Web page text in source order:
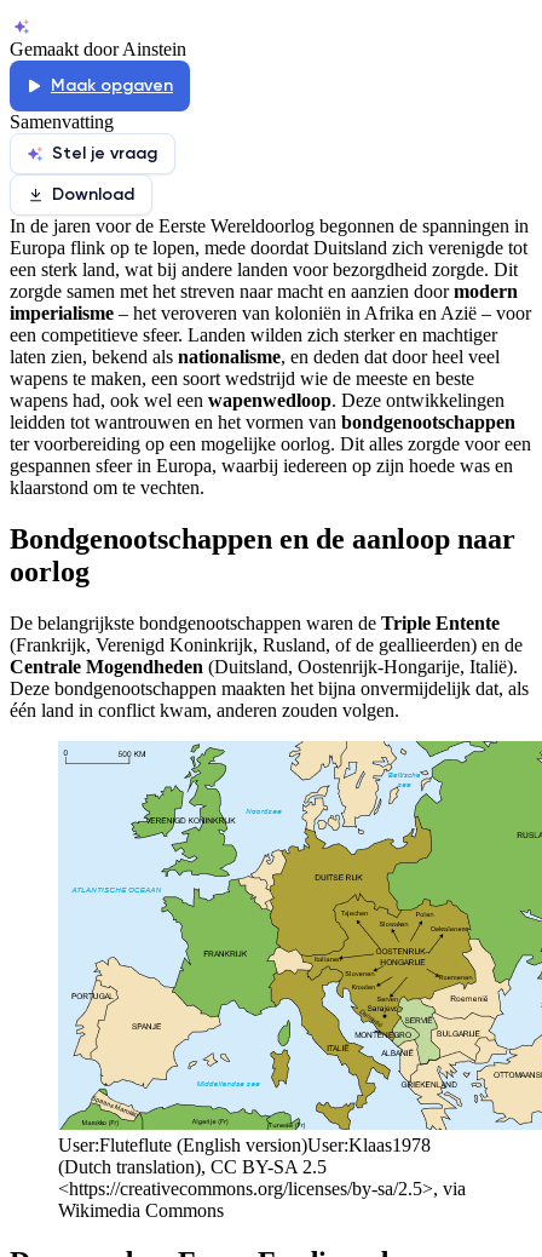
Gemaakt door Ainstein
Maak opgaven
Samenvatting
Stel je vraag
Download
In de jaren voor de Eerste Wereldoorlog begonnen de spanningen in
Europa flink op te lopen, mede doordat Duitsland zich verenigde tot
een sterk land, wat bij andere landen voor bezorgdheid zorgde. Dit
zorgde samen met het streven naar macht en aanzien doormodern
imperialisme – het veroveren van koloniën in Afrika en Azië – voor
een competitieve sfeer. Landen wilden zich sterker en machtiger
laten zien, bekend als nationalisme, en deden dat door heel veel
wapens te maken, een soort wedstrijd wie de meeste en beste
wapens had, ook wel een wapenwedloop. Deze ontwikkelingen
leidden tot wantrouwen en het vormen van bondgenootschappen
ter voorbereiding op een mogelijke oorlog. Dit alles zorgde voor een
gespannen sfeer in Europa, waarbij iedereen op zijn hoede was en
klaarstond om te vechten.
Bondgenootschappen en de aanloop naar
oorlog
De belangrijkste bondgenootschappen waren de Triple Entente
(Frankrijk, Verenigd Koninkrijk, Rusland, of de geallieerden) en de
Centrale Mogendheden (Duitsland, Oostenrijk-Hongarije, Italië).
Deze bondgenootschappen maakten het bijna onvermijdelijk dat, als
één land in conflict kwam, anderen zouden volgen.
User:Fluteflute (English version)User:Klaas1978
(Dutch translation), CC BY-SA 2.5
<https://creativecommons.org/licenses/by-sa/2.5>, via
Wikimedia Commons